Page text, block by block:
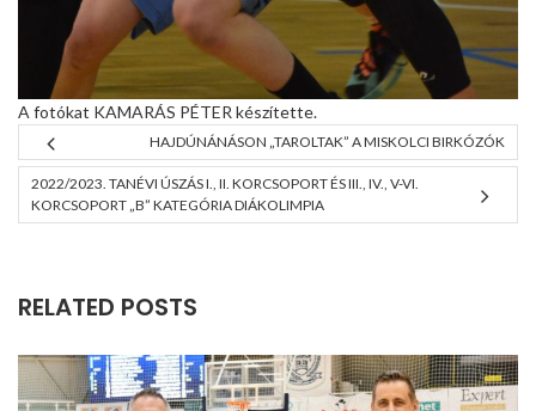
A fotókat KAMARÁS PÉTER készítette.
HAJDÚNÁNÁSON „TAROLTAK” A MISKOLCI BIRKÓZÓK
2022/2023. TANÉVI ÚSZÁS I., II. KORCSOPORT ÉS III., IV., V-VI.
KORCSOPORT „B” KATEGÓRIA DIÁKOLIMPIA
RELATED POSTS